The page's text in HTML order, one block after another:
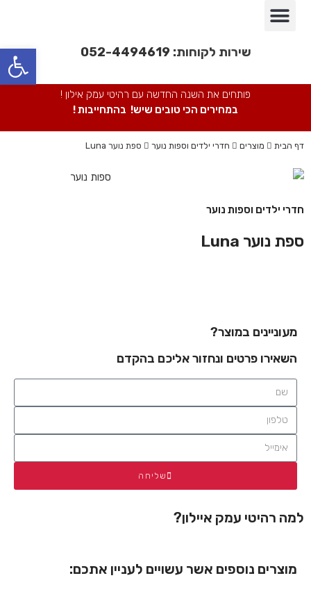
שירות לקוחות: 052-4494619
פותחים את השנה החדשה עם רהיטי עמק אילון !
במחירים הכי טובים שיש! בהתחייבות !
דף הבית מוצרים חדרי ילדים וספות נוער ספת נוער Luna
חדרי ילדים וספות נוער
ספת נוער Luna
למה רהיטי עמק איילון?
מעוניינים במוצר?
השאירו פרטים ונחזור אליכם בהקדם
שליחה
מוצרים נוספים אשר עשויים לעניין אתכם:
פתח סרגל נגישות